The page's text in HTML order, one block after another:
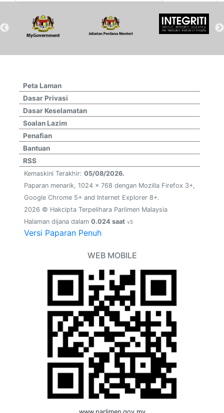
Peta Laman
Dasar Privasi
Dasar Keselamatan
Soalan Lazim
Penafian
Bantuan
RSS
Kemaskini Terakhir: 05/08/2026.
Paparan menarik, 1024 x 768 dengan Mozilla Firefox 3+,
Google Chrome 5+ and Internet Explorer 8+.
2026 © Hakcipta Terpelihara Parlimen Malaysia
Halaman dijana dalam 0.024 saat v5
Versi Paparan Penuh
WEB MOBILE